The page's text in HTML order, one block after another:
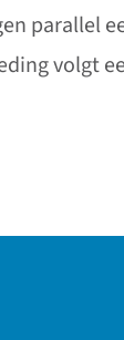
parallel
volgt